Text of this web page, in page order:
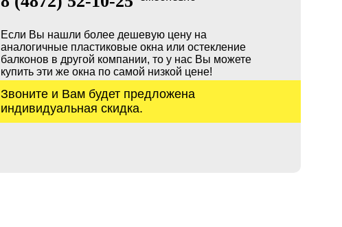
Если Вы нашли более дешевую цену на
аналогичные пластиковые окна или остекление
балконов в другой компании, то у нас Вы можете
купить эти же окна по самой низкой цене!
Звоните и Вам будет предложена
индивидуальная скидка.